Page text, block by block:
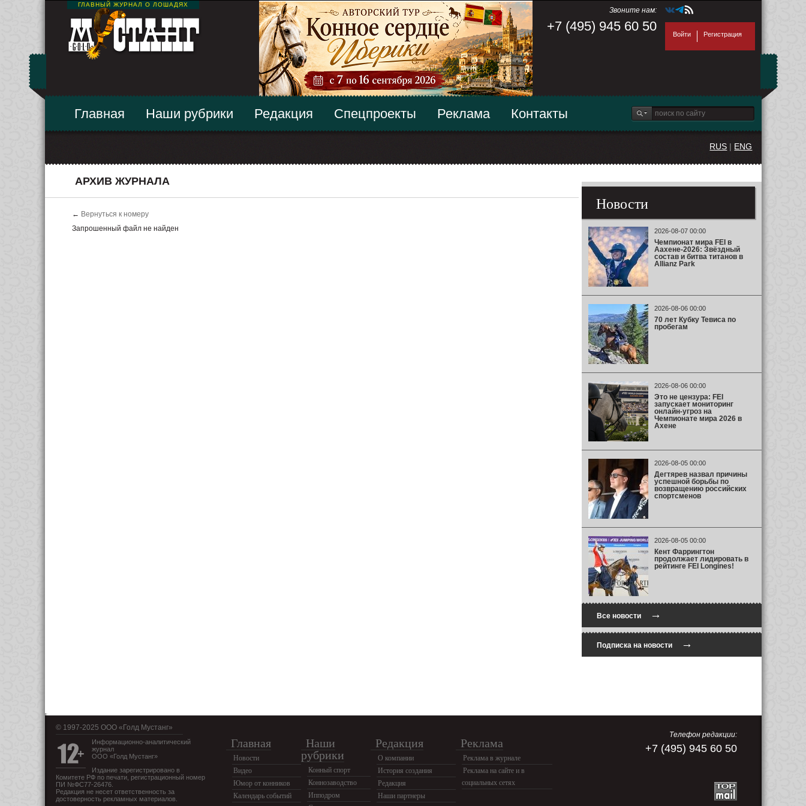
ГЛАВНЫЙ ЖУРНАЛ О ЛОШАДЯХ
Звоните нам:
+7 (495) 945 60 50
Войти Регистрация
Главная Наши рубрики Редакция Спецпроекты Реклама Контакты
RUS | ENG
АРХИВ ЖУРНАЛА
← Вернуться к номеру
Запрошенный файл не найден
Новости
2026-08-07 00:00
Чемпионат мира FEI в
Аахене-2026: Звёздный
состав и битва титанов в
Allianz Park
2026-08-06 00:00
70 лет Кубку Тевиса по
пробегам
2026-08-06 00:00
Это не цензура: FEI
запускает мониторинг
онлайн-угроз на
Чемпионате мира 2026 в
Ахене
2026-08-05 00:00
Дегтярев назвал причины
успешной борьбы по
возвращению российских
спортсменов
2026-08-05 00:00
Кент Фаррингтон
продолжает лидировать в
рейтинге FEI Longines!
Все новости→
Подписка на новости→
© 1997-2025 OOO «Голд Мустанг»
Информационно-аналитический
журнал
ООО «Голд Мустанг»
Издание зарегистрировано в
Комитете РФ по печати, регистрационный номер
ПИ №ФС77-26476.
Редакция не несет ответственность за
достоверность рекламных материалов.
Главная
Новости
Видео
Юмор от конников
Календарь событий
Наши
рубрики
Конный спорт
Коннозаводство
Ипподром
Редакция
О компании
История создания
Редакция
Наши партнеры
Реклама
Реклама в журнале
Реклама на сайте и в
социальных сетях
Телефон редакции:
+7 (495) 945 60 50